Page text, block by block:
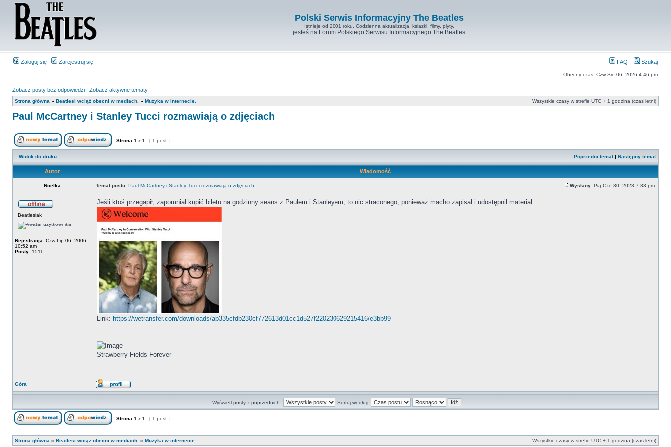
Polski Serwis Informacyjny The Beatles
Istnieje od 2001 roku. Codzienna aktualizacja, ksiazki, filmy, plyty.
jesteś na Forum Polskiego Serwisu Informacyjnego The Beatles
Zaloguj się Zarejestruj się FAQ Szukaj
Obecny czas: Czw Sie 06, 2026 4:46 pm
Zobacz posty bez odpowiedzi | Zobacz aktywne tematy
Strona główna » Beatlesi wciąż obecni w mediach. » Muzyka w internecie. Wszystkie czasy w strefie UTC + 1 godzina (czas letni)
Paul McCartney i Stanley Tucci rozmawiają o zdjęciach
Strona 1 z 1 [ 1 post ]
Widok do druku Poprzedni temat| Następny temat
Autor Wiadomość
Noelka Temat postu: Paul McCartney i Stanley Tucci rozmawiają o zdjęciach Wysłany: Pią Cze 30, 2023 7:33 pm
Beatlesiak
Rejestracja: Czw Lip 06, 2006
10:52 am
Posty: 1511
Jeśli ktoś przegapił, zapomniał kupić biletu na godzinny seans z Paulem i Stanleyem, to nic straconego, ponieważ macho zapisał i udostępnił materiał.
Link: https://wetransfer.com/downloads/ab335cfdb230cf772613d01cc1d527f220230629215416/e3bb99
Strawberry Fields Forever
Góra
Wyświetl posty z poprzednich: Sortuj według
Strona 1 z 1 [ 1 post ]
Strona główna » Beatlesi wciąż obecni w mediach. » Muzyka w internecie. Wszystkie czasy w strefie UTC + 1 godzina (czas letni)